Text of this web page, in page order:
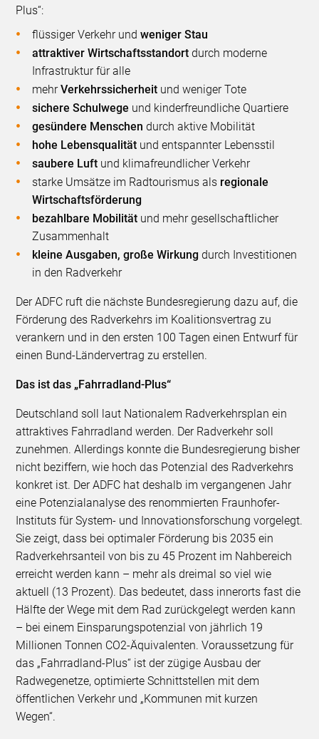
Plus“:
flüssiger Verkehr undweniger Stau
attraktiver Wirtschaftsstandort durch moderne
Infrastruktur für alle
mehrVerkehrssicherheit und weniger Tote
sichere Schulwege und kinderfreundliche Quartiere
gesündere Menschen durch aktive Mobilität
hohe Lebensqualität und entspannter Lebensstil
saubere Luft und klimafreundlicher Verkehr
starke Umsätze im Radtourismus als regionale
Wirtschaftsförderung
bezahlbare Mobilität und mehr gesellschaftlicher
Zusammenhalt
kleine Ausgaben, große Wirkung durch Investitionen
in den Radverkehr
Der ADFC ruft die nächste Bundesregierung dazu auf, die
Förderung des Radverkehrs im Koalitionsvertrag zu
verankern und in den ersten 100 Tagen einen Entwurf für
einen Bund-Ländervertrag zu erstellen.
Das ist das „Fahrradland-Plus“
Deutschland soll laut Nationalem Radverkehrsplan ein
attraktives Fahrradland werden. Der Radverkehr soll
zunehmen. Allerdings konnte die Bundesregierung bisher
nicht beziffern, wie hoch das Potenzial des Radverkehrs
konkret ist. Der ADFC hat deshalb im vergangenen Jahr
eine Potenzialanalyse des renommierten Fraunhofer-
Instituts für System- und Innovationsforschung vorgelegt.
Sie zeigt, dass bei optimaler Förderung bis 2035 ein
Radverkehrsanteil von bis zu 45 Prozent im Nahbereich
erreicht werden kann – mehr als dreimal so viel wie
aktuell (13 Prozent). Das bedeutet, dass innerorts fast die
Hälfte der Wege mit dem Rad zurückgelegt werden kann
– bei einem Einsparungspotenzial von jährlich 19
Millionen Tonnen CO2-Äquivalenten. Voraussetzung für
das „Fahrradland-Plus“ ist der zügige Ausbau der
Radwegenetze, optimierte Schnittstellen mit dem
öffentlichen Verkehr und „Kommunen mit kurzen
Wegen“.